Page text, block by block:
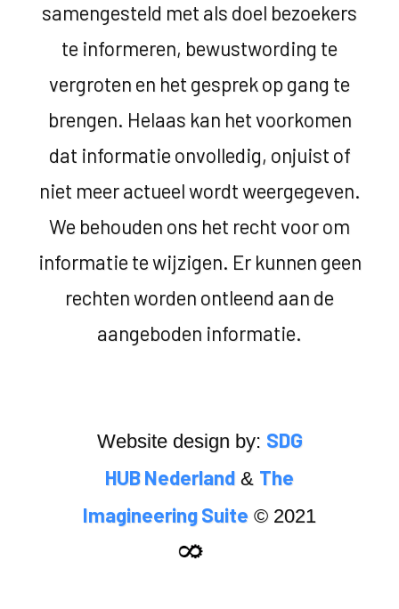
samengesteld met als doel bezoekers
te informeren, bewustwording te
vergroten en het gesprek op gang te
brengen. Helaas kan het voorkomen
dat informatie onvolledig, onjuist of
niet meer actueel wordt weergegeven.
We behouden ons het recht voor om
informatie te wijzigen. Er kunnen geen
rechten worden ontleend aan de
aangeboden informatie.
Website design by: SDG
HUB Nederland & The
Imagineering Suite © 2021